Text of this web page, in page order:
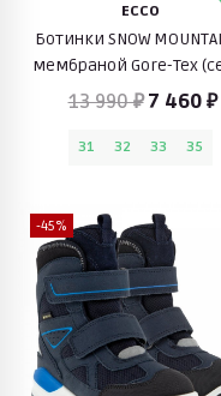
ECCO
Ботинки SNOW
мембраной Gore-Tex
коричневый)
13 990 ₽ 7 460 ₽
31 32 33 35
-45%